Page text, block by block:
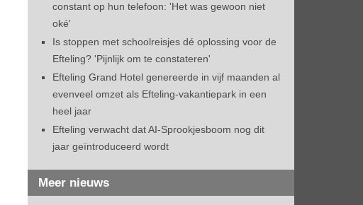
constant op hun telefoon: 'Het was gewoon niet
oké'
Is stoppen met schoolreisjes dé oplossing voor de
Efteling? 'Pijnlijk om te constateren'
Efteling Grand Hotel genereerde in vijf maanden al
evenveel omzet als Efteling-vakantiepark in een
heel jaar
Efteling verwacht dat AI-Sprookjesboom nog dit
jaar geïntroduceerd wordt
Meer nieuws